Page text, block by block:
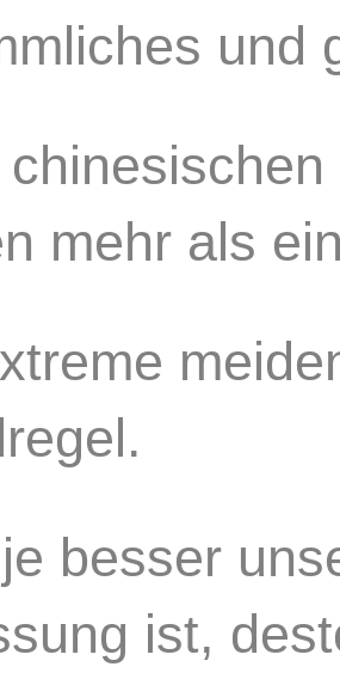
und
mehr als
besser
ist,